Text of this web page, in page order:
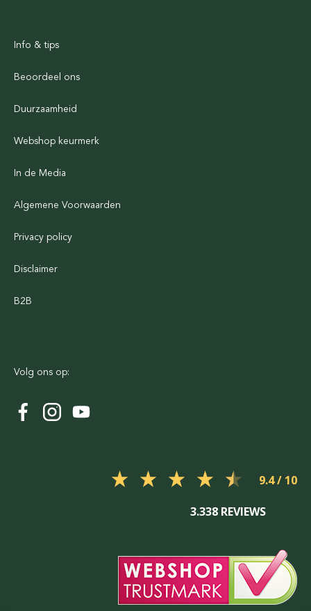
Info & tips
Beoordeel ons
Duurzaamheid
Webshop keurmerk
In de Media
Algemene Voorwaarden
Privacy policy
Disclaimer
B2B
Volg ons op:
9.4
3.338 REVIEWS